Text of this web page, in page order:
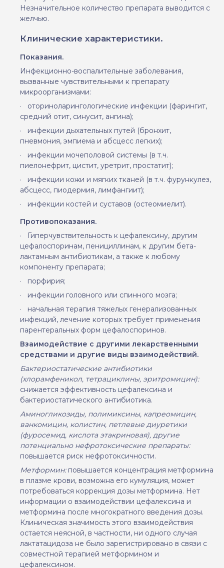
Незначительное количество препарата выводится с
желчью.
Клинические характеристики.
Показания.
Инфекционно-воспалительные заболевания,
вызванные чувствительными к препарату
микроорганизмами:
·
оториноларингологические инфекции (фарингит,
средний отит, синусит, ангина);
·
инфекции дыхательных путей (бронхит,
пневмония, эмпиема и абсцесс легких);
·
инфекции мочеполовой системы (в т.ч.
пиелонефрит, цистит, уретрит, простатит);
·
инфекции кожи и мягких тканей (в т.ч. фурункулез,
абсцесс, пиодермия, лимфангиит);
·
инфекции костей и суставов (остеомиелит).
Противопоказания.
·
Гиперчувствительность к цефалексину, другим
цефалоспоринам, пенициллинам, к другим бета-
лактамным антибиотикам, а также к любому
компоненту препарата;
·
порфирия;
·
инфекции головного или спинного мозга;
·
начальная терапия тяжелых генерализованных
инфекций, лечение которых требует применения
парентеральных форм цефалоспоринов.
Взаимодействие с другими лекарственными
средствами и другие виды взаимодействий.
Бактериостатические антибиотики
(хлорамфеникол, тетрациклины, эритромицин):
снижается эффективность цефалексина и
бактериостатического антибиотика.
Аминогликозиды, полимиксины, капреомицин,
ванкомицин, колистин, петлевые диуретики
(фуросемид, кислота этакриновая), другие
потенциально нефротоксические препараты:
повышается риск нефротоксичности.
Метформин:повышается концентрация метформина
в плазме крови, возможна его кумуляция, может
потребоваться коррекция дозы метформина. Нет
информации о взаимодействии цефалексина и
метформина после многократного введения дозы.
Клиническая значимость этого взаимодействия
остается неясной, в частности, ни одного случая
лактатацидоза не было зарегистрировано в связи с
совместной терапией метформином и
цефалексином.